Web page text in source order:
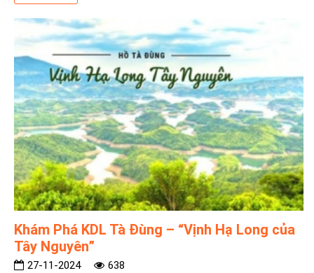
Khám Phá KDL Tà Đùng – “Vịnh Hạ Long của
Tây Nguyên”
27-11-2024 638